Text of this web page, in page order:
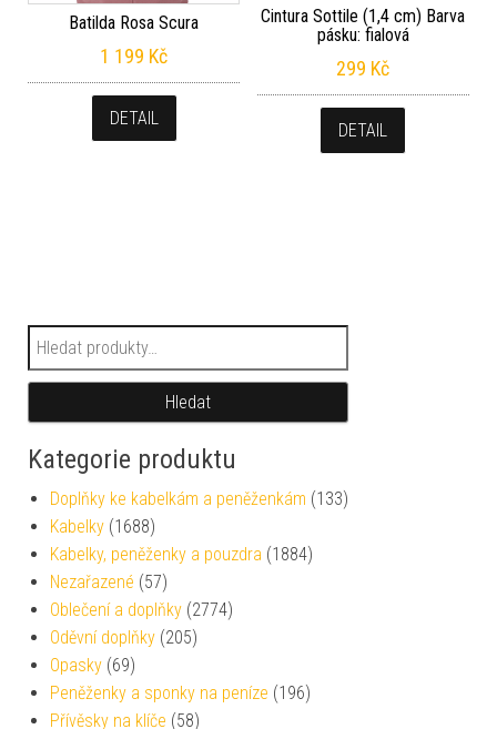
Batilda Rosa Scura
1 199 Kč
DETAIL
Cintura Sottile (1,4 cm) Barva
pásku: fialová
299 Kč
DETAIL
Hledat:
Hledat
Kategorie produktu
Doplňky ke kabelkám a peněženkám (133)
Kabelky (1688)
Kabelky, peněženky a pouzdra (1884)
Nezařazené (57)
Oblečení a doplňky (2774)
Oděvní doplňky (205)
Opasky (69)
Peněženky a sponky na peníze (196)
Přívěsky na klíče (58)